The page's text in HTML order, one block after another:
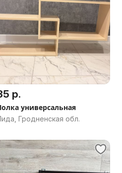
р.
универсальная
Гродненская обл.